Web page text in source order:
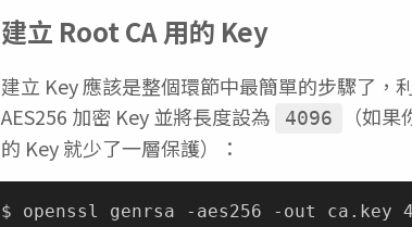
建立 Root CA 用的 Key
建立 Key 應該是整個環節中最簡單的步驟了，
AES256 加密 Key 並將長度設為 4096
（如
的 Key 就少了一層保護）：
$ openssl genrsa -aes256 -out ca.key